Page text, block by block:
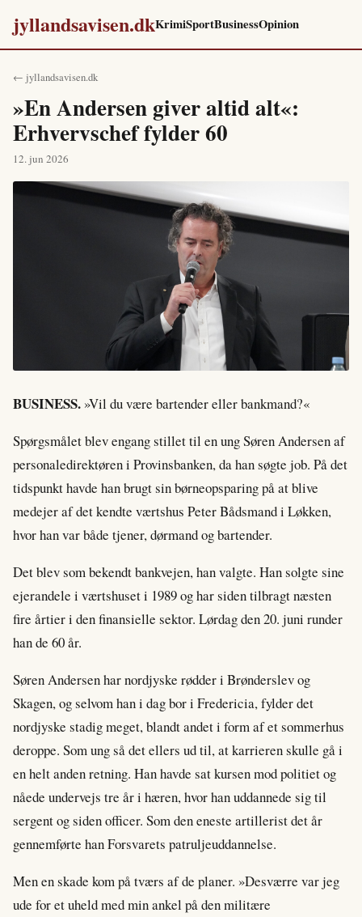
jyllandsavisen.dkKrimiSportBusinessOpinion
← jyllandsavisen.dk
»En Andersen giver altid alt«:
Erhvervschef fylder 60
12. jun 2026
BUSINESS. »Vil du være bartender eller bankmand?«
Spørgsmålet blev engang stillet til en ung Søren Andersen af
personaledirektøren i Provinsbanken, da han søgte job. På det
tidspunkt havde han brugt sin børneopsparing på at blive
medejer af det kendte værtshus Peter Bådsmand i Løkken,
hvor han var både tjener, dørmand og bartender.
Det blev som bekendt bankvejen, han valgte. Han solgte sine
ejerandele i værtshuset i 1989 og har siden tilbragt næsten
fire årtier i den finansielle sektor. Lørdag den 20. juni runder
han de 60 år.
Søren Andersen har nordjyske rødder i Brønderslev og
Skagen, og selvom han i dag bor i Fredericia, fylder det
nordjyske stadig meget, blandt andet i form af et sommerhus
deroppe. Som ung så det ellers ud til, at karrieren skulle gå i
en helt anden retning. Han havde sat kursen mod politiet og
nåede undervejs tre år i hæren, hvor han uddannede sig til
sergent og siden officer. Som den eneste artillerist det år
gennemførte han Forsvarets patruljeuddannelse.
Men en skade kom på tværs af de planer. »Desværre var jeg
ude for et uheld med min ankel på den militære